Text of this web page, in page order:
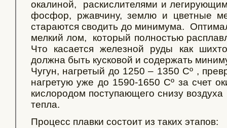
окалиной, раскислителями и
фосфор, ржавчину, землю и цветные
стараются сводить до минимума.
мелкий лом, который полностью
Что касается железной руды как
должна быть кусковой и содержать
Чугун, нагретый до 1250 – 1350 Сº ,
нагретую уже до 1590-1650 Сº за счет
кислородом поступающего снизу
тепла.
Процесс плавки состоит из таких этапов: